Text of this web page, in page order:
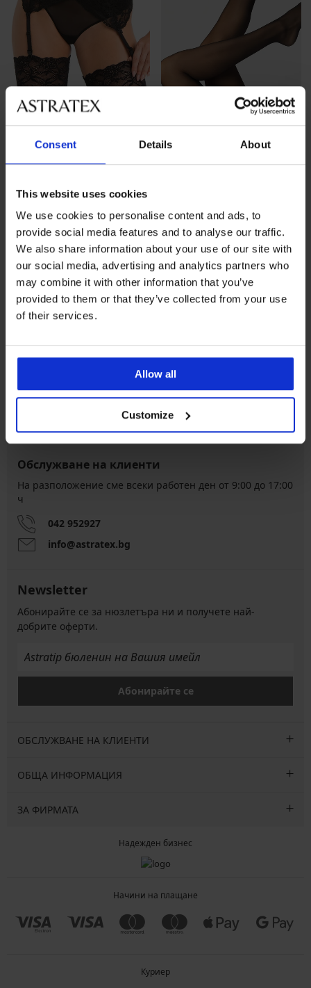
Consent Details About
This website uses cookies
We use cookies to personalise content and ads, to
provide social media features and to analyse our traffic.
We also share information about your use of our site with
our social media, advertising and analytics partners who
may combine it with other information that you’ve
provided to them or that they’ve collected from your use
of their services.
Allow all
Customize
28,99 €(56,70 лв.)
промоция 2+1 БЕЗПЛАТНО
Как да изберем
Обслужване на клиенти
На разположение сме всеки работен ден от 9:00 до 17:00
ч
042 952927
info@astratex.bg
Newsletter
Абонирайте се за нюзлетъра ни и получете най-
добрите оферти.
Абонирайте се
ОБСЛУЖВАНЕ НА КЛИЕНТИ
ОБЩА ИНФОРМАЦИЯ
ЗА ФИРМАТА
Надежден бизнес
Начини на плащане
Куриер